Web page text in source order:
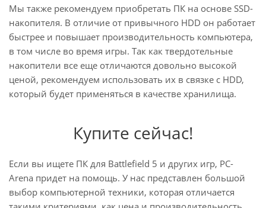
Мы также рекомендуем приобретать ПК на основе SSD-
накопителя. В отличие от привычного HDD он работает
быстрее и повышает производительность компьютера,
в том числе во время игры. Так как твердотельные
накопители все еще отличаются довольно высокой
ценой, рекомендуем использовать их в связке с HDD,
который будет применяться в качестве хранилища.
Купите сейчас!
Если вы ищете ПК для Battlefield 5 и других игр, PC-
Arena придет на помощь. У нас представлен большой
выбор компьютерной техники, которая отличается